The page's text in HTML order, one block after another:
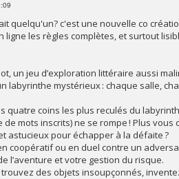
quelqu'un? c'est une nouvelle co
ligne les règles complètes, et surtout
un jeu d’exploration littéraire aussi
labyrinthe mystérieux : chaque salle,
quatre coins les plus reculés du
mots inscrits) ne se rompe ! Plus
astucieux pour échapper à la défaite ?
coopératif ou en duel contre un
l’aventure et votre gestion du risque.
des objets insoupçonnés,